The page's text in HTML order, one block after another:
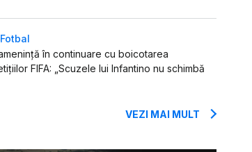
Fotbal
în continuare cu boicotarea
FIFA: „Scuzele lui Infantino nu schimbă
VEZI MAI MULT